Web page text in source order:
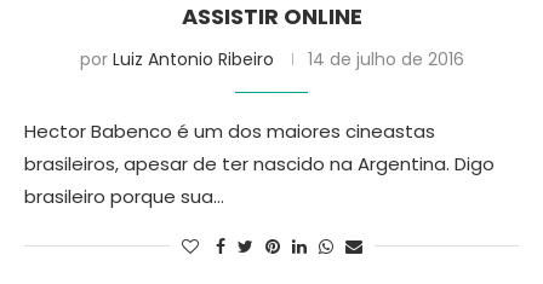
ASSISTIR ONLINE
por Luiz Antonio Ribeiro 14 de julho de 2016
Hector Babenco é um dos maiores cineastas
brasileiros, apesar de ter nascido na Argentina. Digo
brasileiro porque sua…